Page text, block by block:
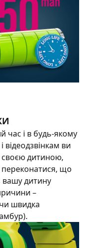
час і в будь-якому
відеодзвінкам ви
своєю дитиною,
що
вашу дитину
–
швидка